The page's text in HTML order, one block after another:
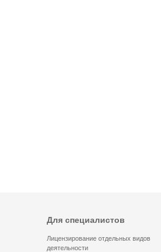
Для специалистов
Лицензирование отдельных видов
деятельности